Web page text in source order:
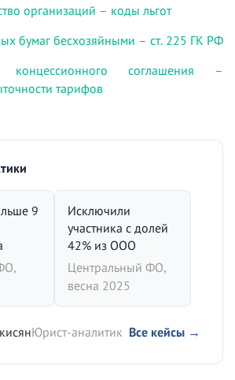
организаций – коды льгот
бумаг бесхозяйными – ст. 225 ГК РФ
концессионного соглашения –
тарифов
9
Исключили
участника с долей
42% из ООО
Центральный ФО,
весна 2025
Юрист-аналитик Все кейсы →